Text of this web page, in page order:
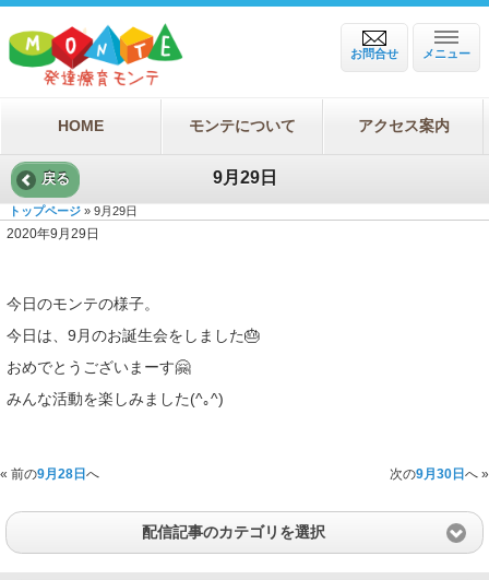
メニュー
お問合せ
HOME モンテについて アクセス案内
戻る 9月29日
トップページ » 9月29日
2020年9月29日
今日のモンテの様子。
今日は、9月のお誕生会をしました🎂
おめでとうございまーす🤗
みんな活動を楽しみました(^｡^)
« 前の9月28日 へ 次の9月30日 へ »
配信記事のカテゴリを選択